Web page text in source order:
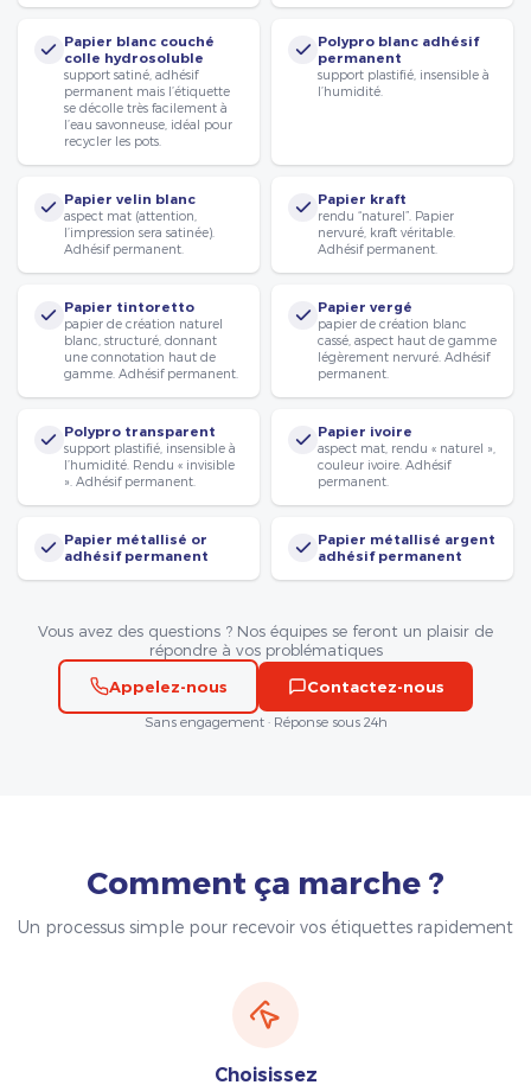
Papier blanc couché
colle hydrosoluble
support satiné, adhésif
permanent mais l’étiquette
se décolle très facilement à
l’eau savonneuse, idéal pour
recycler les pots.
Polypro blanc adhésif
permanent
support plastifié, insensible à
l’humidité.
Papier velin blanc
aspect mat (attention,
l’impression sera satinée).
Adhésif permanent.
Papier kraft
rendu “naturel”. Papier
nervuré, kraft véritable.
Adhésif permanent.
Papier tintoretto
papier de création naturel
blanc, structuré, donnant
une connotation haut de
gamme. Adhésif permanent.
Papier vergé
papier de création blanc
cassé, aspect haut de gamme
légèrement nervuré. Adhésif
permanent.
Polypro transparent
support plastifié, insensible à
l’humidité. Rendu « invisible
». Adhésif permanent.
Papier ivoire
aspect mat, rendu « naturel »,
couleur ivoire. Adhésif
permanent.
Papier métallisé or
adhésif permanent
Papier métallisé argent
adhésif permanent
Vous avez des questions ? Nos équipes se feront un plaisir de
répondre à vos problématiques
Appelez-nous
Contactez-nous
Sans engagement · Réponse sous 24h
Comment ça marche ?
Un processus simple pour recevoir vos étiquettes rapidement
Choisissez